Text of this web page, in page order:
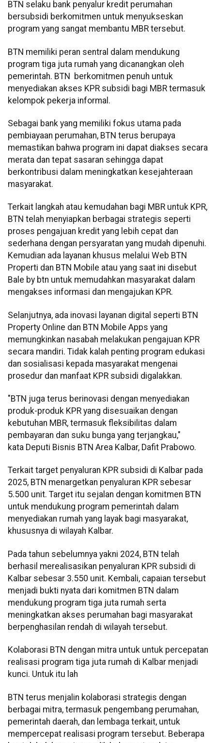
BTN selaku bank penyalur kredit perumahan
bersubsidi berkomitmen untuk menyukseskan
program yang sangat membantu MBR tersebut.
BTN memiliki peran sentral dalam mendukung
program tiga juta rumah yang dicanangkan oleh
pemerintah. BTN berkomitmen penuh untuk
menyediakan akses KPR subsidi bagi MBR termasuk
kelompok pekerja informal.
Sebagai bank yang memiliki fokus utama pada
pembiayaan perumahan, BTN terus berupaya
memastikan bahwa program ini dapat diakses secara
merata dan tepat sasaran sehingga dapat
berkontribusi dalam meningkatkan kesejahteraan
masyarakat.
Terkait langkah atau kemudahan bagi MBR untuk KPR,
BTN telah menyiapkan berbagai strategis seperti
proses pengajuan kredit yang lebih cepat dan
sederhana dengan persyaratan yang mudah dipenuhi.
Kemudian ada layanan khusus melalui Web BTN
Properti dan BTN Mobile atau yang saat ini disebut
Bale by btn untuk memudahkan masyarakat dalam
mengakses informasi dan mengajukan KPR.
Selanjutnya, ada inovasi layanan digital seperti BTN
Property Online dan BTN Mobile Apps yang
memungkinkan nasabah melakukan pengajuan KPR
secara mandiri. Tidak kalah penting program edukasi
dan sosialisasi kepada masyarakat mengenai
prosedur dan manfaat KPR subsidi digalakkan.
"BTN juga terus berinovasi dengan menyediakan
produk-produk KPR yang disesuaikan dengan
kebutuhan MBR, termasuk fleksibilitas dalam
pembayaran dan suku bunga yang terjangkau,"
kata Deputi Bisnis BTN Area Kalbar, Dafit Prabowo.
Terkait target penyaluran KPR subsidi di Kalbar pada
2025, BTN menargetkan penyaluran KPR sebesar
5.500 unit. Target itu sejalan dengan komitmen BTN
untuk mendukung program pemerintah dalam
menyediakan rumah yang layak bagi masyarakat,
khususnya di wilayah Kalbar.
Pada tahun sebelumnya yakni 2024, BTN telah
berhasil merealisasikan penyaluran KPR subsidi di
Kalbar sebesar 3.550 unit. Kembali, capaian tersebut
menjadi bukti nyata dari komitmen BTN dalam
mendukung program tiga juta rumah serta
meningkatkan akses perumahan bagi masyarakat
berpenghasilan rendah di wilayah tersebut.
Kolaborasi BTN dengan mitra untuk untuk percepatan
realisasi program tiga juta rumah di Kalbar menjadi
kunci. Untuk itu lah
BTN terus menjalin kolaborasi strategis dengan
berbagai mitra, termasuk pengembang perumahan,
pemerintah daerah, dan lembaga terkait, untuk
mempercepat realisasi program tersebut. Beberapa